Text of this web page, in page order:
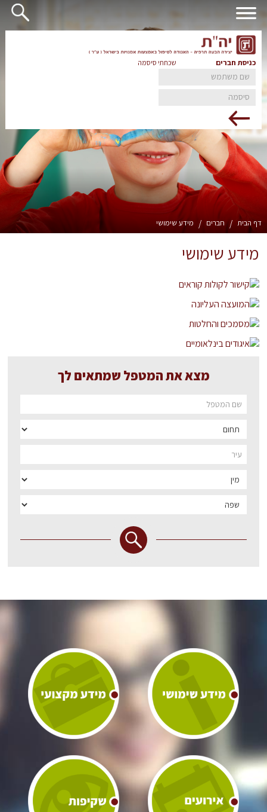
כניסת חברים שכחתי סיסמה
דף הבית / חברים / מידע שימושי
מידע שימושי
מצא את המטפל שמתאים לך